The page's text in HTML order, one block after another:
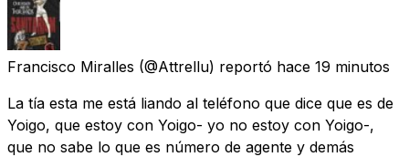
Francisco Miralles (@Attrellu) reportó hace 19 minutos
La tía esta me está liando al teléfono que dice que es de
Yoigo, que estoy con Yoigo- yo no estoy con Yoigo-,
que no sabe lo que es número de agente y demás